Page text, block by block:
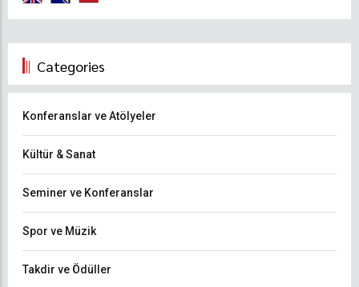
Categories
Konferanslar ve Atölyeler
Kültür & Sanat
Seminer ve Konferanslar
Spor ve Müzik
Takdir ve Ödüller